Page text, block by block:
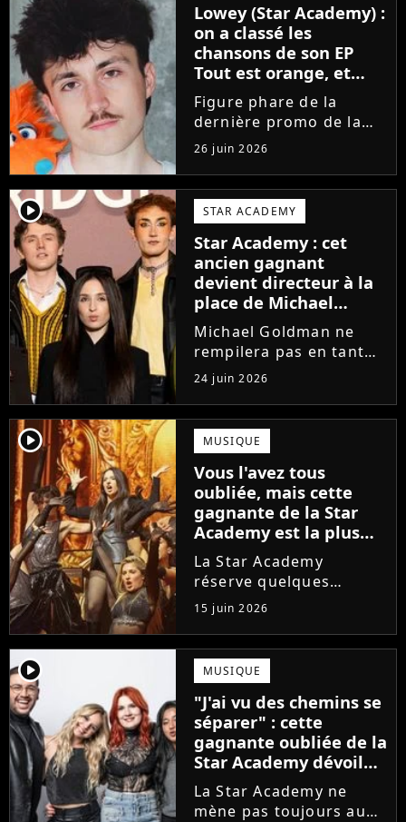
Lowey (Star Academy) :
on a classé les
chansons de son EP
Tout est orange, et
voici la meilleure !
Figure phare de la
dernière promo de la
Star Academy, Léo se
lance enfin. Sous le nom
de scène Lowey, l'artiste
de 25 ans dévoile un
premier EP énergique et
très prometteur
nommé...
26 juin 2026
player2 STAR ACADEMY
Star Academy : cet
ancien gagnant
devient directeur à la
place de Michael
Goldman ? Il donne
enfin sa réponse
Michael Goldman ne
rempilera pas en tant
que directeur de la
prochaine saison de la
Star Academy. Mais qui
prendra sa place ? Alors
que son nom circule,
cet ancien gagnant de
l'émission...
24 juin 2026
player2 MUSIQUE
Vous l'avez tous
oubliée, mais cette
gagnante de la Star
Academy est la plus
écoutée de l'histoire
de l'émission !
La Star Academy
réserve quelques
surprises. Cette
gagnante totalement
oubliée de l'émission
est aujourd'hui plus
écoutée en streaming
que Jenifer et Nolwenn
Leroy !
15 juin 2026
player2 MUSIQUE
"J'ai vu des chemins se
séparer" : cette
gagnante oubliée de la
Star Academy dévoile
l'envers du décor du
métier
La Star Academy ne
mène pas toujours au